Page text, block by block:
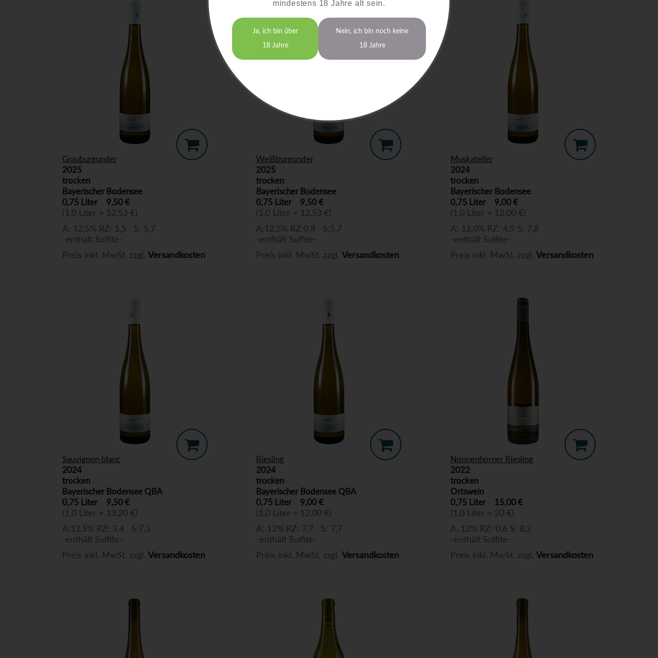
Grauburgunder
2025
trocken
Bayerischer Bodensee
0,75 Liter
9,50 €
(1,0 Liter = 12,53 €)
A: 12,5% RZ: 1,5 S: 5,7
-enthält Sulfite-
Preis inkl. MwSt. zzgl. Versandkosten
Weißburgunder
2025
trocken
Bayerischer Bodensee
0,75 Liter
9,50 €
(1,0 Liter = 12,53 €)
A:12,5% RZ:0,8 S:5,7
-enthält Sulfite-
Preis inkl. MwSt. zzgl. Versandkosten
Muskateller
2024
trocken
Bayerischer Bodensee
0,75 Liter
9,00 €
(1,0 Liter = 12,00 €)
A: 12,0% RZ: 4,9 S: 7,8
-enthält Sulfite-
Preis inkl. MwSt. zzgl. Versandkosten
Sauvignon blanc
2024
trocken
Bayerischer Bodensee QBA
0,75 Liter
9,50 €
(1,0 Liter = 13,20 €)
A:12,5% RZ: 3,4 S:7,3
-enthält Sulfite-
Preis inkl. MwSt. zzgl. Versandkosten
Riesling
2024
trocken
Bayerischer Bodensee QBA
0,75 Liter
9,00 €
(1,0 Liter = 12,00 €)
A: 12% RZ: 7,7 S: 7,7
-enthält Sulfite-
Preis inkl. MwSt. zzgl. Versandkosten
Nonnenhorner Riesling
2022
trocken
Ortswein
0,75 Liter
15,00 €
(1,0 Liter = 20 €)
A. 12% RZ: 0,6 S: 8,2
-enthält Sulfite-
Preis inkl. MwSt. zzgl. Versandkosten
mindestens 18 Jahre alt sein.
Ja, ich bin über
18 Jahre
Nein, ich bin noch keine
18 Jahre